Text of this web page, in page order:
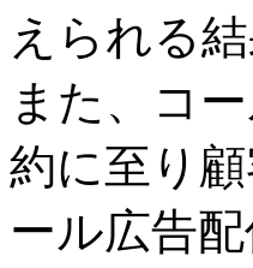
えられる
また、コ
約に至り
ール広告